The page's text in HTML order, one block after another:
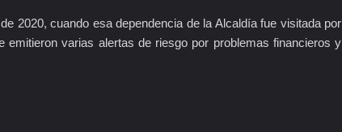
2020, cuando esa dependencia de la Alcaldía fue visitada por
emitieron varias alertas de riesgo por problemas financieros y